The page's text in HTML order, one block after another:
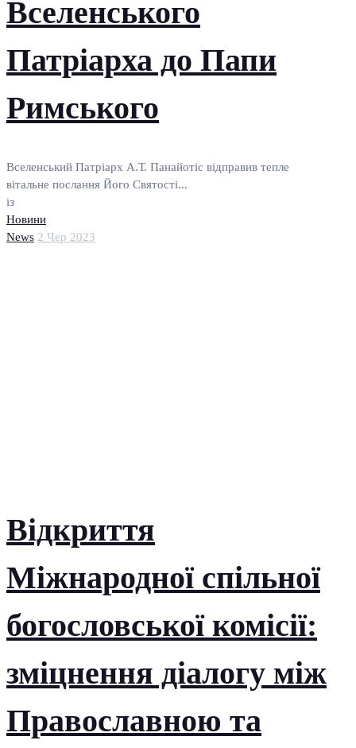
Вселенського
Патріарха до Папи
Римського
Вселенський Патріарх А.Т. Панайотіс відправив тепле
вітальне послання Його Святості...
із
Новини
News 2 Чер 2023
Відкриття
Міжнародної спільної
богословської комісії:
зміцнення діалогу між
Православною та